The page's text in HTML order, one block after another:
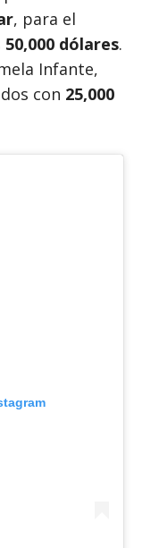
, para el
50,000 dólares.
Infante,
con 25,000